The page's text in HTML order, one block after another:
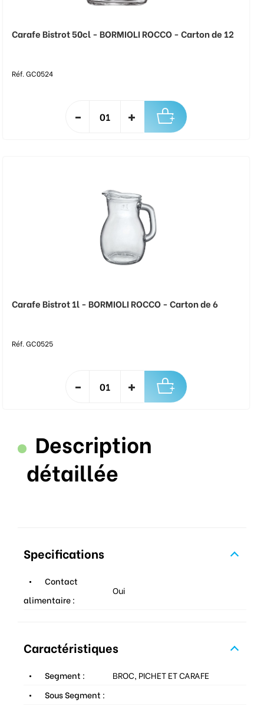
Carafe Bistrot 50cl - BORMIOLI ROCCO - Carton de 12
Réf. GC0524
Carafe Bistrot 1l - BORMIOLI ROCCO - Carton de 6
Réf. GC0525
Description
détaillée
Specifications
Contact
alimentaire :
Oui
Caractéristiques
Segment :
BROC, PICHET ET CARAFE
Sous Segment :